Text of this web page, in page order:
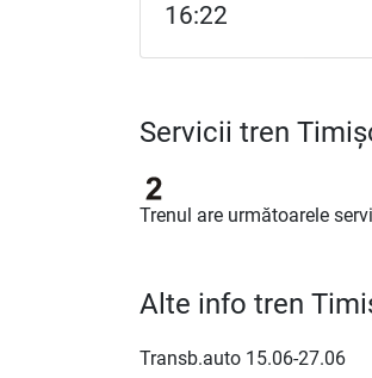
16:22
Servicii tren
Trenul are următoarele
Alte info tren
Transb.auto 15.06-27.06